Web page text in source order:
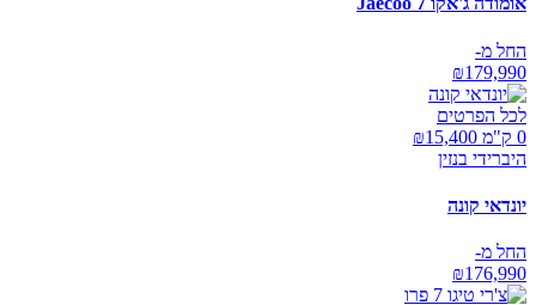
החל מ-
₪179,990
לכל הפרטים
0 ק"מ ₪
15,400
היברידי בנזין
יונדאי קונה
החל מ-
₪176,990